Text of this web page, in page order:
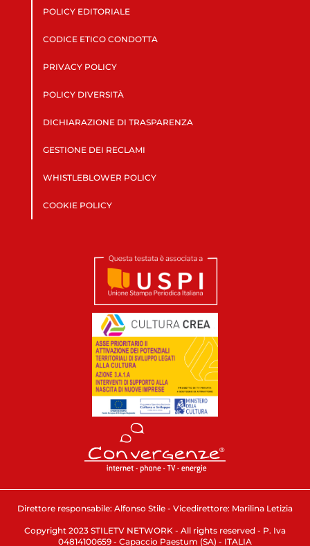
POLICY EDITORIALE
CODICE ETICO CONDOTTA
PRIVACY POLICY
POLICY DIVERSITÀ
DICHIARAZIONE DI TRASPARENZA
GESTIONE DEI RECLAMI
WHISTLEBLOWER POLICY
COOKIE POLICY
Direttore responsabile: Alfonso Stile - Vicedirettore: Marilina Letizia
Copyright 2023 STILETV NETWORK - All rights reserved - P. Iva
04814100659 - Capaccio Paestum (SA) - ITALIA